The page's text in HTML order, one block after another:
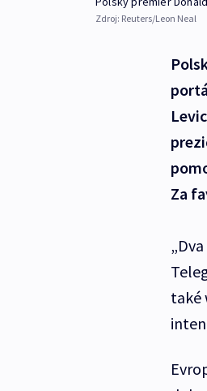
Zdroj: Reuters/Leon Neal
Za
také